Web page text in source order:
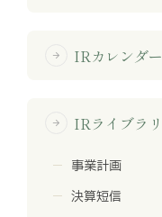
arrow_forward IRカレンダー
arrow_forward IRライブラリ
事業計画
決算短信